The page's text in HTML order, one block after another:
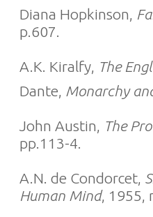
Diana Hopkinson,
p.607.
A.K. Kiralfy, The
Dante, Monarchy
John Austin, The
pp.113-4.
A.N. de Condorcet,
Human Mind, 1955,